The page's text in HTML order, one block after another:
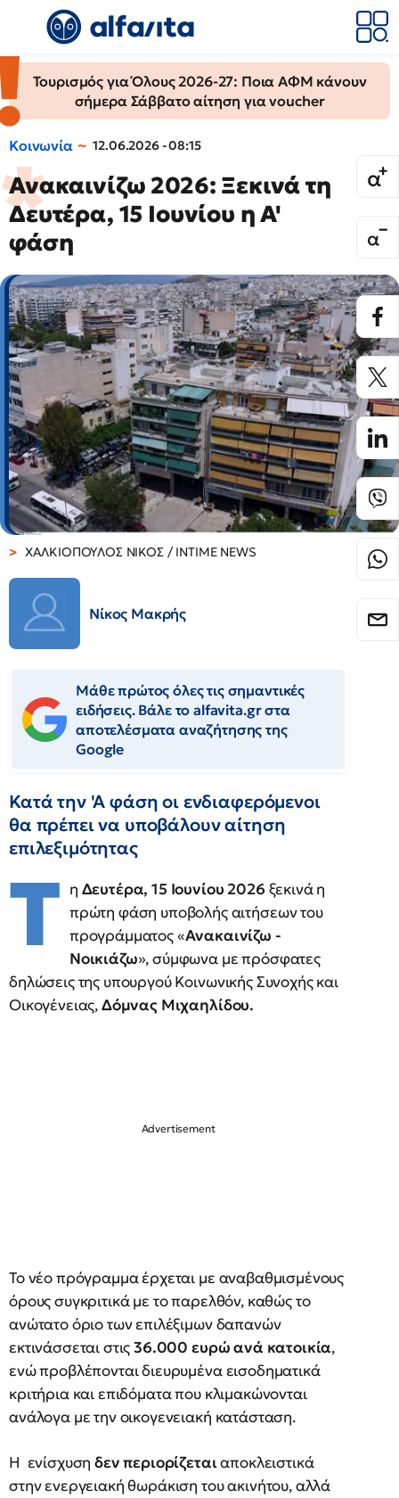
Τουρισμός για Όλους 2026-27: Ποια ΑΦΜ κάνουν
σήμερα Σάββατο αίτηση για voucher
Κοινωνία 12.06.2026 - 08:15
Ανακαινίζω 2026: Ξεκινά τη
Δευτέρα, 15 Ιουνίου η Α'
φάση
ΧΑΛΚΙΟΠΟΥΛΟΣ ΝΙΚΟΣ / INTIME NEWS
Νίκος Μακρής
Μάθε πρώτος όλες τις σημαντικές
ειδήσεις. Βάλε το alfavita.gr στα
αποτελέσματα αναζήτησης της
Google
Κατά την 'Α φάση οι ενδιαφερόμενοι
θα πρέπει να υποβάλουν αίτηση
επιλεξιμότητας
Τ η Δευτέρα, 15 Ιουνίου 2026 ξεκινά η
πρώτη φάση υποβολής αιτήσεων του
προγράμματος «Ανακαινίζω -
Νοικιάζω», σύμφωνα με πρόσφατες
δηλώσεις της υπουργού Κοινωνικής Συνοχής και
Οικογένειας,Δόμνας Μιχαηλίδου.
Το νέο πρόγραμμα έρχεται με αναβαθμισμένους
όρους συγκριτικά με το παρελθόν, καθώς το
ανώτατο όριο των επιλέξιμων δαπανών
εκτινάσσεται στις36.000 ευρώ ανά κατοικία,
ενώ προβλέπονται διευρυμένα εισοδηματικά
κριτήρια και επιδόματα που κλιμακώνονται
ανάλογα με την οικογενειακή κατάσταση.
Η ενίσχυσηδεν περιορίζεταιαποκλειστικά
στην ενεργειακή θωράκιση του ακινήτου, αλλά